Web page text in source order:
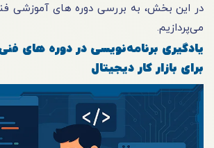
در این بخش، به بررسی دوره های آموزشی
می‌پردازیم.
یادگیری برنامه‌نویسی در دوره های
برای بازار کار دیجیتال